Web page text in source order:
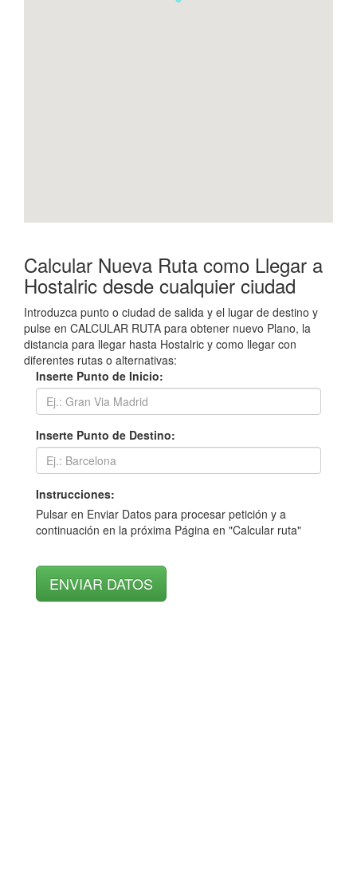
Calcular Nueva Ruta como Llegar a
Hostalric desde cualquier ciudad
Introduzca punto o ciudad de salida y el lugar de destino y
pulse en CALCULAR RUTA para obtener nuevo Plano, la
distancia para llegar hasta Hostalric y como llegar con
diferentes rutas o alternativas:
Inserte Punto de Inicio:
Inserte Punto de Destino:
Instrucciones:
Pulsar en Enviar Datos para procesar petición y a
continuación en la próxima Página en "Calcular ruta"